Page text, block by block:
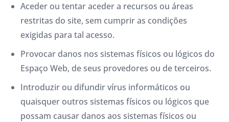
Aceder ou tentar aceder a recursos ou áreas
restritas do site, sem cumprir as condições
exigidas para tal acesso.
Provocar danos nos sistemas físicos ou lógicos do
Espaço Web, de seus provedores ou de terceiros.
Introduzir ou difundir vírus informáticos ou
quaisquer outros sistemas físicos ou lógicos que
possam causar danos aos sistemas físicos ou